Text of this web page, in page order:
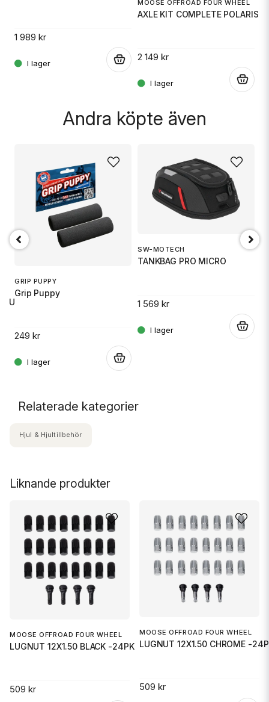
Skicka fråga
1 989 kr
MOOSE OFFROAD FOUR WHEEL
AXLE KIT COMPLETE POLARIS
2 149 kr
Andra köpte även
RU
GRIP PUPPY
Grip Puppy
249 kr
SW-MOTECH
TANKBAG PRO MICRO
1 569 kr
Liknande produkter
MOOSE OFFROAD FOUR WHEEL
LUGNUT 12X1.50 BLACK -24PK
509 kr
MOOSE OFFROAD FOUR WHEEL
LUGNUT 12X1.50 CHROME -
509 kr
Relaterade kategorier
Hjul & Hjultillbehör